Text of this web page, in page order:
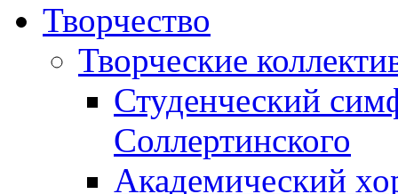
Творчество
Творческие
Студенческий
Соллертинского
Академический